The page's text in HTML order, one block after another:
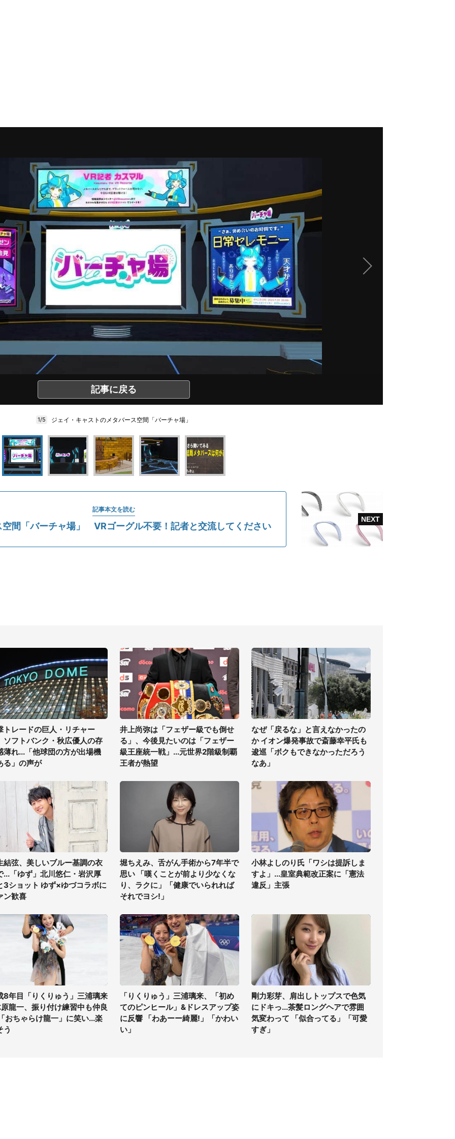
記事に戻る
1/5 ジェイ・キャストのメタバース空間「バーチャ場」
記事本文を読む
空間「バーチャ場」 VRゴーグル不要！記者と交流してください
トレードの巨人・リチャー
ソフトバンク・秋広優人の存
薄れ...「他球団の方が出場機
る」の声が
井上尚弥は「フェザー級でも倒せ
る」、今後見たいのは「フェザー
級王座統一戦」...元世界2階級制覇
王者が熱望
なぜ「戻るな」と言えなかったの
か イオン爆発事故で斎藤幸平氏も
逡巡「ボクもできなかっただろう
なあ」
結弦、美しいブルー基調の衣
...「ゆず」北川悠仁・岩沢厚
3ショット ゆず×ゆづコラボに
ン歓喜
堀ちえみ、舌がん手術から7年半で
思い 「嘆くことが前より少なくな
り、ラクに」「健康でいられれば
それでヨシ!」
小林よしのり氏「ワシは提訴しま
すよ」...皇室典範改正案に「憲法
違反」主張
8年目「りくりゅう」三浦璃来
龍一、振り付け練習中も仲良
おちゃらけ龍一」に笑い...楽
う
「りくりゅう」三浦璃来、「初め
てのピンヒール」&ドレスアップ姿
に反響 「わあーー綺麗!」「かわい
い」
剛力彩芽、肩出しトップスで色気
にドキっ...茶髪ロングヘアで雰囲
気変わって 「似合ってる」「可愛
すぎ」